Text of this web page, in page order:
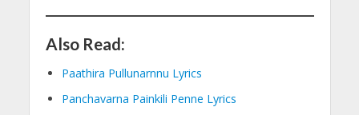
Also Read:
Paathira Pullunarnnu Lyrics
Panchavarna Painkili Penne Lyrics